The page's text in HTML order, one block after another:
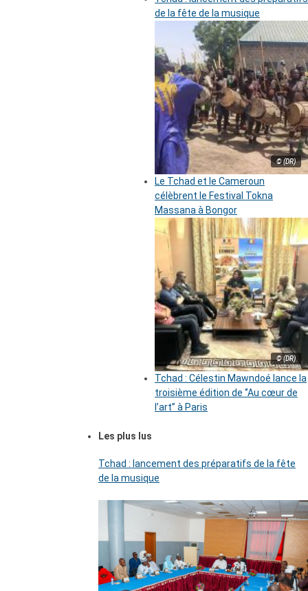
de la fête de la musique
© (DR)
Le Tchad et le Cameroun
célèbrent le Festival Tokna
Massana à Bongor
© (DR)
Tchad : Célestin Mawndoé lance la
troisième édition de ‘’Au cœur de
l’art’’ à Paris
Les plus lus
Tchad : lancement des préparatifs de la fête
de la musique